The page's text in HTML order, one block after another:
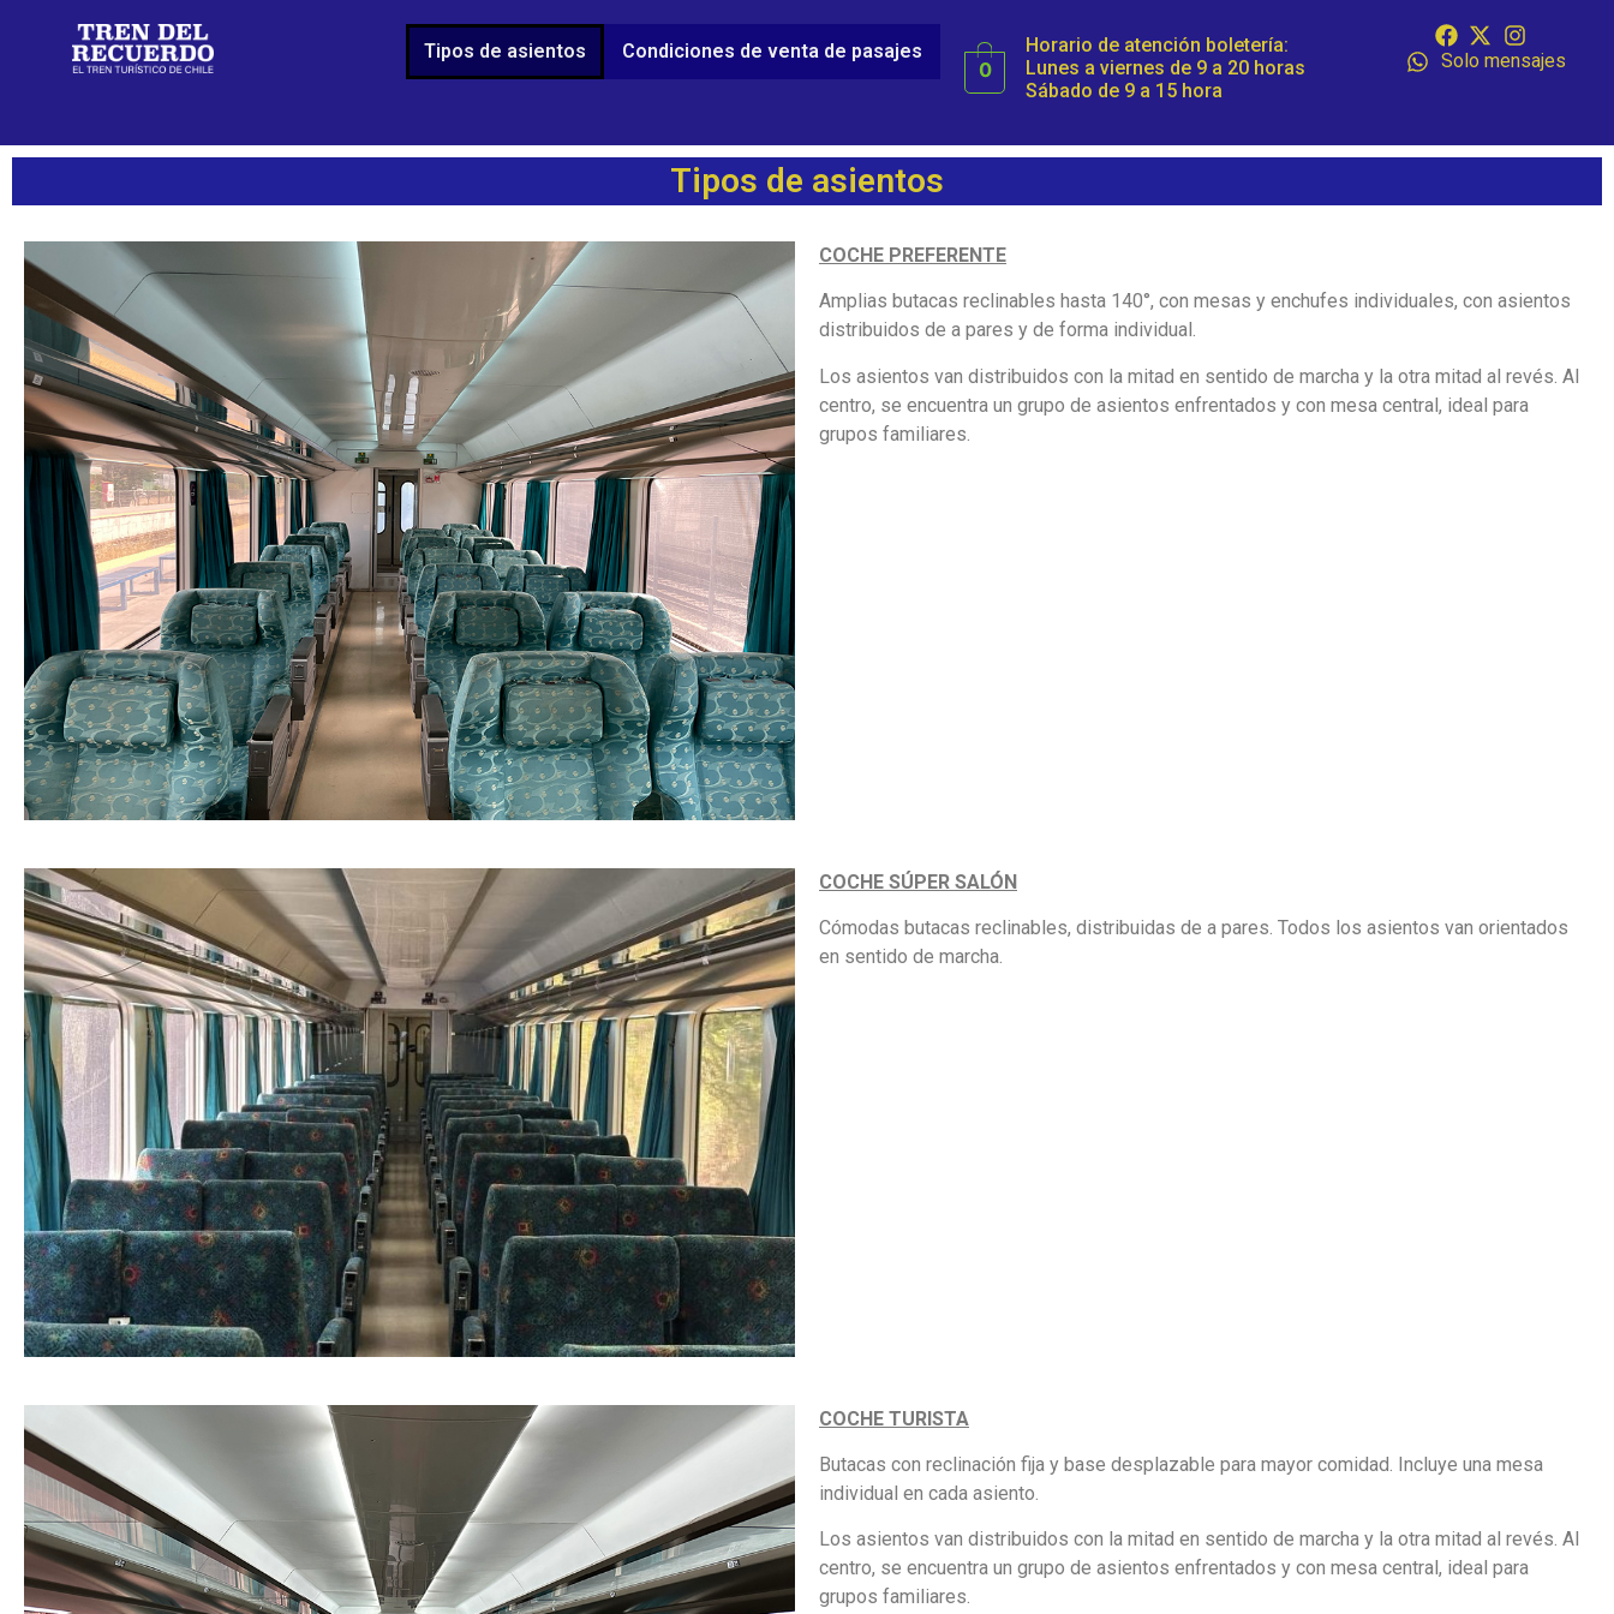
Tipos de asientos Condiciones de venta de pasajes
0
Horario de atención boletería:
Lunes a viernes de 9 a 20 horas
Sábado de 9 a 15 hora
Solo mensajes
Tipos de asientos
COCHE PREFERENTE
Amplias butacas reclinables hasta 140°, con mesas y enchufes individuales, con asientos
distribuidos de a pares y de forma individual.
Los asientos van distribuidos con la mitad en sentido de marcha y la otra mitad al revés. Al
centro, se encuentra un grupo de asientos enfrentados y con mesa central, ideal para
grupos familiares.
COCHE SÚPER SALÓN
Cómodas butacas reclinables, distribuidas de a pares. Todos los asientos van orientados
en sentido de marcha.
COCHE TURISTA
Butacas con reclinación fija y base desplazable para mayor comidad. Incluye una mesa
individual en cada asiento.
Los asientos van distribuidos con la mitad en sentido de marcha y la otra mitad al revés. Al
centro, se encuentra un grupo de asientos enfrentados y con mesa central, ideal para
grupos familiares.